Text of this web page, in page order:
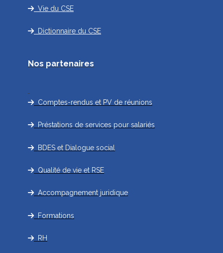
Vie du CSE
Dictionnaire du CSE
Nos partenaires
Comptes-rendus et PV de réunions
Préstations de services pour salariés
BDES et Dialogue social
Qualité de vie et RSE
Accompagnement juridique
Formations
RH